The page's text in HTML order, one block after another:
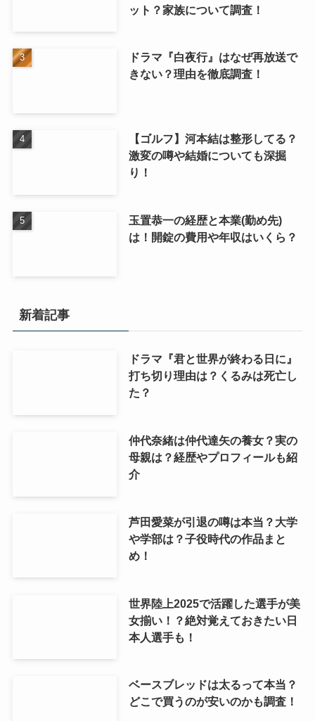
ット？家族について調査！
ドラマ『白夜行』はなぜ再放送で
きない？理由を徹底調査！
【ゴルフ】河本結は整形してる？
激変の噂や結婚についても深掘
り！
玉置恭一の経歴と本業(勤め先)
は！開錠の費用や年収はいくら？
新着記事
ドラマ『君と世界が終わる日に』
打ち切り理由は？くるみは死亡し
た？
仲代奈緒は仲代達矢の養女？実の
母親は？経歴やプロフィールも紹
介
芦田愛菜が引退の噂は本当？大学
や学部は？子役時代の作品まと
め！
世界陸上2025で活躍した選手が美
女揃い！？絶対覚えておきたい日
本人選手も！
ベースブレッドは太るって本当？
どこで買うのが安いのかも調査！